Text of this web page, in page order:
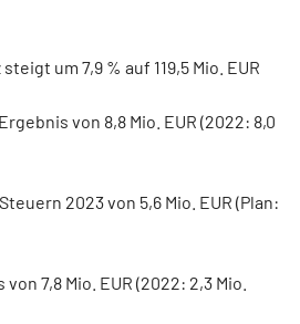
um 7,9 % auf 119,5 Mio. EUR
von 8,8 Mio. EUR (2022: 8,0
2023 von 5,6 Mio. EUR (Plan:
7,8 Mio. EUR (2022: 2,3 Mio.